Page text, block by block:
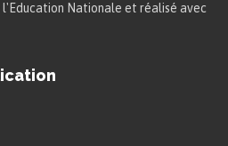
Nationale et réalisé avec